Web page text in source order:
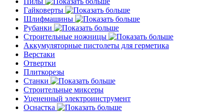
Гайковерты
Шлифмашины
Рубанки
Строительные ножницы
Аккумуляторные пистолеты для герметика
Верстаки
Отвертки
Плиткорезы
Станки
Строительные миксеры
Уцененный электроинструмент
Оснастка